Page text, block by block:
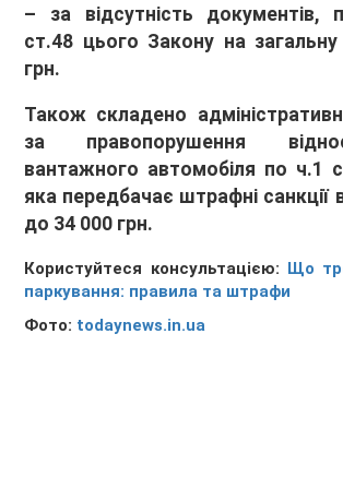
– за відсутність документів,
ст.48 цього Закону на
грн.
Також складено
за правопорушення
вантажного автомобіля по ч.1
яка передбачає штрафні санкції
до 34 000 грн.
Користуйтеся консультацією: Що
паркування: правила та штрафи
Фото: todaynews.in.ua